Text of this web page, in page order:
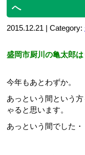
へ
2015.12.21 | Category:
盛岡市厨川の亀太郎
今年もあとわずか。
あっという間という
ゃると思います。
あっという間でした・